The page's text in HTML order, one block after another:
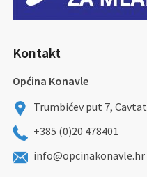
Kontakt
Općina Konavle
Trumbićev put 7, Cavtat
+385 (0)20 478401
info@opcinakonavle.hr